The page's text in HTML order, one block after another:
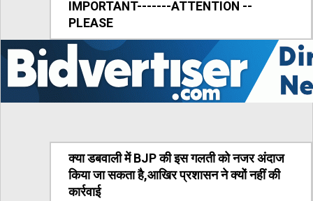
IMPORTANT-------ATTENTION --
PLEASE
क्या डबवाली में BJP की इस गलती को नजर अंदाज
किया जा सकता है,आखिर प्रशासन ने क्यों नहीं की
कार्रवाई